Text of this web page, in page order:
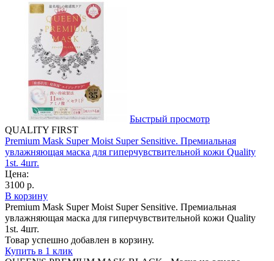
Быстрый просмотр
QUALITY FIRST
Premium Mask Super Moist Super Sensitive. Премиальная
увлажняющая маска для гиперчувствительной кожи Quality
1st. 4шт.
Цена:
3100 р.
В корзину
Premium Mask Super Moist Super Sensitive. Премиальная
увлажняющая маска для гиперчувствительной кожи Quality
1st. 4шт.
Товар успешно добавлен в корзину.
Купить в 1 клик